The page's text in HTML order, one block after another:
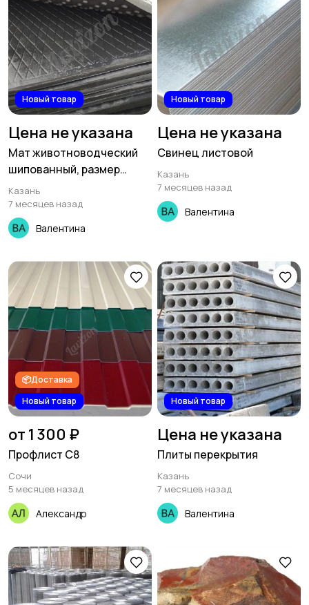
Новый товар
Цена не указана
Мат животноводческий
шипованный, размер
1800х1200х20мм
Казань
7 месяцев назад
Валентина
Новый товар
Цена не указана
Свинец листовой
Казань
7 месяцев назад
Валентина
📦Доставка
Новый товар
от 1 300 ₽
Профлист С8
Сочи
5 месяцев назад
Александр
Новый товар
Цена не указана
Плиты перекрытия
Казань
7 месяцев назад
Валентина